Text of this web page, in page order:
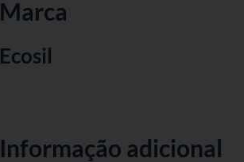
Marca
Ecosil
Informação adicional